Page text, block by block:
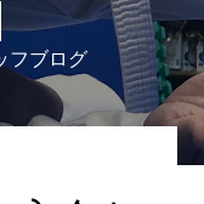
フブログ